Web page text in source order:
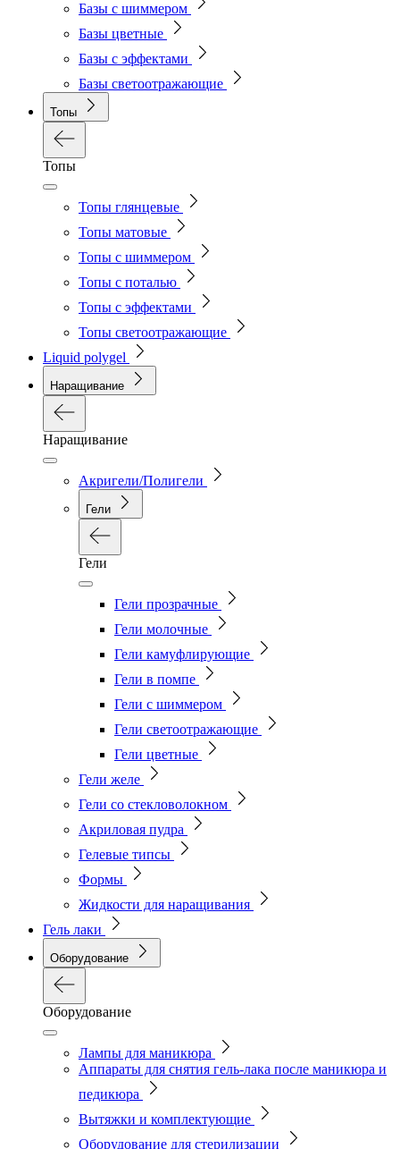
Базы с шиммером
Базы цветные
Базы с эффектами
Базы светоотражающие
Топы
Топы
Топы глянцевые
Топы матовые
Топы с шиммером
Топы с поталью
Топы с эффектами
Топы светоотражающие
Liquid polygel
Наращивание
Наращивание
Акригели/Полигели
Гели
Гели
Гели прозрачные
Гели молочные
Гели камуфлирующие
Гели в помпе
Гели с шиммером
Гели светоотражающие
Гели цветные
Гели желе
Гели со стекловолокном
Акриловая пудра
Гелевые типсы
Формы
Жидкости для наращивания
Гель лаки
Оборудование
Оборудование
Лампы для маникюра
Аппараты для снятия гель-лака после маникюра и
педикюра
Вытяжки и комплектующие
Оборудование для стерилизации